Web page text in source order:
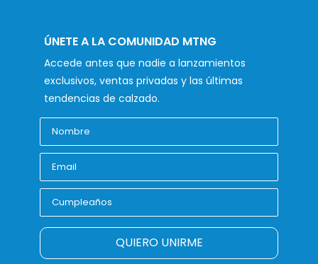
ÚNETE A LA COMUNIDAD MTNG
Accede antes que nadie a lanzamientos
exclusivos, ventas privadas y las últimas
tendencias de calzado.
QUIERO UNIRME